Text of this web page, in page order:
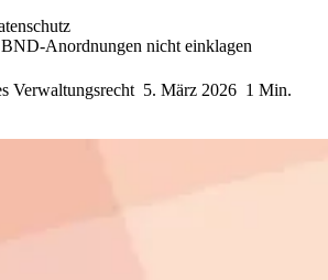
nicht einklagen
Verwaltungsrecht 5. März 2026 1 Min.